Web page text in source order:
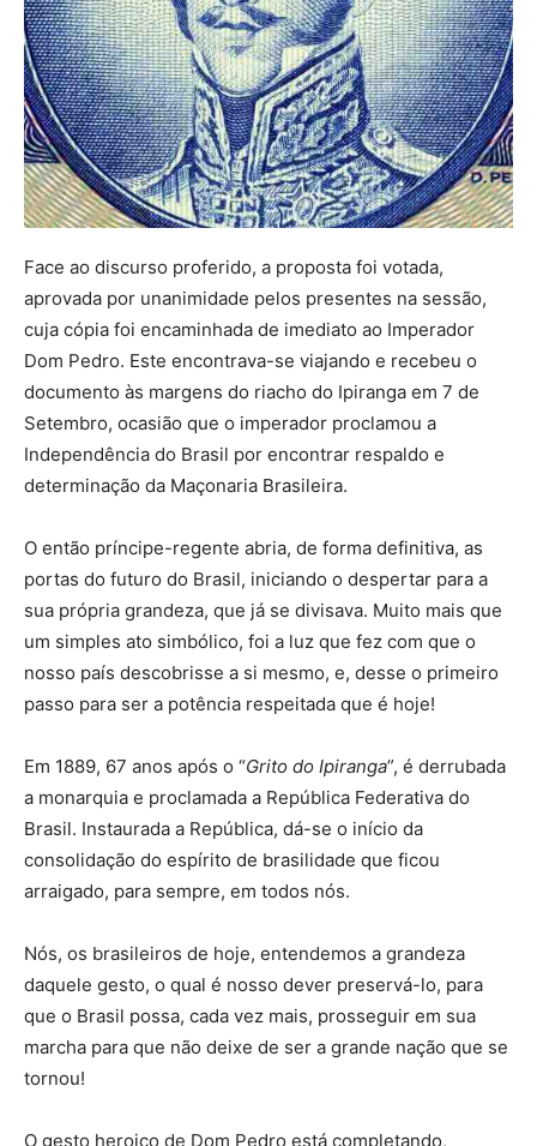
Face ao discurso proferido, a proposta foi votada,
aprovada por unanimidade pelos presentes na sessão,
cuja cópia foi encaminhada de imediato ao Imperador
Dom Pedro. Este encontrava-se viajando e recebeu o
documento às margens do riacho do Ipiranga em 7 de
Setembro, ocasião que o imperador proclamou a
Independência do Brasil por encontrar respaldo e
determinação da Maçonaria Brasileira.
O então príncipe-regente abria, de forma definitiva, as
portas do futuro do Brasil, iniciando o despertar para a
sua própria grandeza, que já se divisava. Muito mais que
um simples ato simbólico, foi a luz que fez com que o
nosso país descobrisse a si mesmo, e, desse o primeiro
passo para ser a potência respeitada que é hoje!
Em 1889, 67 anos após o “Grito do Ipiranga”, é derrubada
a monarquia e proclamada a República Federativa do
Brasil. Instaurada a República, dá-se o início da
consolidação do espírito de brasilidade que ficou
arraigado, para sempre, em todos nós.
Nós, os brasileiros de hoje, entendemos a grandeza
daquele gesto, o qual é nosso dever preservá-lo, para
que o Brasil possa, cada vez mais, prosseguir em sua
marcha para que não deixe de ser a grande nação que se
tornou!
O gesto heroico de Dom Pedro está completando,